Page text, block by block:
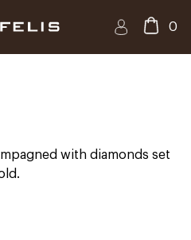
0
with diamonds set